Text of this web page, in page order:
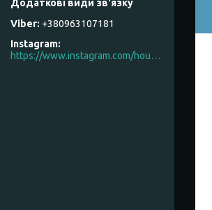
+380963107181
Instagram
https://www.instagram.com/house_factory_ua